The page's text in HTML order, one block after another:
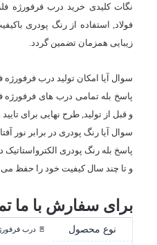
نگات کلیدی خرید درب فرفورژه
فولاد, استفاده از رنگ پودری
زیبایی همزمان تضمین گردد.
سوال آیا امکان تولید درب
پاسخ بله تمامی درب های
و قبل از تولید, طرح نهایی برای
سوال آیا رنگ پودری در برابر نور
و تا چند سال کیفیت خود را حفظ می
برای سفارش با ما
نوع محصول 🚪 درب